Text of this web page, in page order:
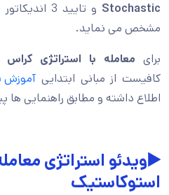
Stochastic
و تایید 3
مشخص می نماید.
برای معامله با استراتژی کراس
کافیست از مبانی ابتدایی آموزش
اطلاع داشته و مطابق راهنمایی ها
▶️ویدئو استراتژی
استوکاستیک